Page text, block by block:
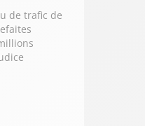
de trafic de